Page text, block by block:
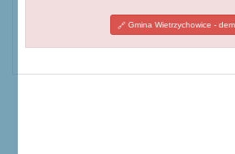
Gmina Wietrzychowice -